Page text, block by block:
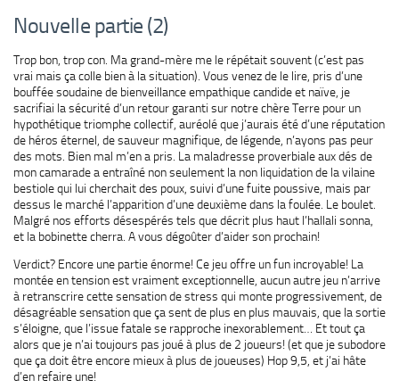
Nouvelle partie (2)
Trop bon, trop con. Ma grand-mère me le répétait souvent (c’est pas
vrai mais ça colle bien à la situation). Vous venez de le lire, pris d’une
bouffée soudaine de bienveillance empathique candide et naïve, je
sacrifiai la sécurité d’un retour garanti sur notre chère Terre pour un
hypothétique triomphe collectif, auréolé que j’aurais été d’une réputation
de héros éternel, de sauveur magnifique, de légende, n’ayons pas peur
des mots. Bien mal m’en a pris. La maladresse proverbiale aux dés de
mon camarade a entraîné non seulement la non liquidation de la vilaine
bestiole qui lui cherchait des poux, suivi d’une fuite poussive, mais par
dessus le marché l’apparition d’une deuxième dans la foulée. Le boulet.
Malgré nos efforts désespérés tels que décrit plus haut l’hallali sonna,
et la bobinette cherra. A vous dégoûter d’aider son prochain!
Verdict? Encore une partie énorme! Ce jeu offre un fun incroyable! La
montée en tension est vraiment exceptionnelle, aucun autre jeu n’arrive
à retranscrire cette sensation de stress qui monte progressivement, de
désagréable sensation que ça sent de plus en plus mauvais, que la sortie
s’éloigne, que l’issue fatale se rapproche inexorablement… Et tout ça
alors que je n’ai toujours pas joué à plus de 2 joueurs! (et que je subodore
que ça doit être encore mieux à plus de joueuses) Hop 9,5, et j’ai hâte
d’en refaire une!